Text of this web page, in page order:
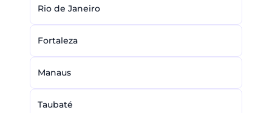
Rio de Janeiro
Fortaleza
Manaus
Taubaté